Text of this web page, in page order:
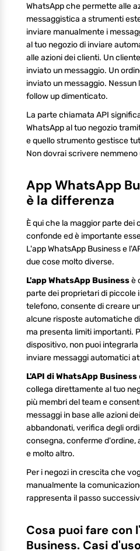
WhatsApp che permette alle
messaggistica a strumenti
inviare manualmente i
al tuo negozio di inviare
alle azioni dei clienti. Un
inviato un messaggio. Un
inviato un messaggio.
follow up dimenticato.
La parte chiamata API
WhatsApp al tuo negozio
e quello strumento gestisce
Non dovrai scrivere nemmeno
App WhatsApp
è la differenza
È qui che la maggior parte
confonde ed è importante
L'app WhatsApp Business e
due cose molto diverse.
L'app WhatsApp Businessè
parte dei proprietari di piccole
telefono, consente di creare
alcune risposte automatiche
ma presenta limiti importanti.
dispositivo, non puoi
inviare messaggi automatici
L'API di WhatsApp Business
collega direttamente al tuo
più membri del team e
messaggi in base alle azioni
abbandonati, verifica degli
consegna, conferme d'ordine,
e molto altro.
Per i negozi in crescita che
manualmente la
rappresenta il passo
Cosa puoi fare con
Business. Casi